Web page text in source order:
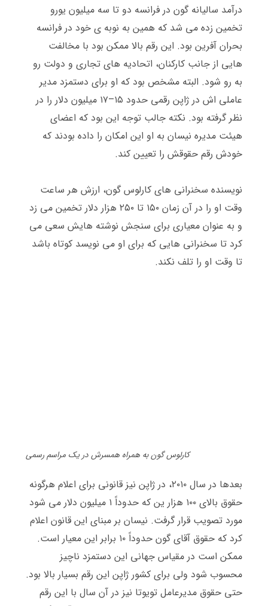
درآمد سالیانه گون در فرانسه دو تا سه میلیون یورو
تخمین زده می شد که همین به نوبه ی خود در فرانسه
بحران آفرین بود. این رقم بالا ممکن بود با مخالفت
هایی از جانب کارکنان، اتحادیه های تجاری و دولت رو
به رو شود. البته مشخص بود که او برای دستمزد مدیر
عاملی اش در ژاپن رقمی حدود ۱۵
–
۱۷ میلیون دلار را در
نظر گرفته بود. نکته جالب توجه این بود که اعضای
هیئت مدیره نیسان به او این امکان را داده بودند که
خودش رقم حقوقش را تعیین کند.
نویسنده سخنرانی های کارلوس گون، ارزش هر ساعت
وقت او را در آن زمان ۱۵۰ تا ۲۵۰ هزار دلار تخمین می زد
و به عنوان معیاری برای سنجش نوشته هایش سعی می
کرد تا سخنرانی هایی که برای او می نویسد کوتاه باشد
تا وقت او را تلف نکند.
کارلوس گون به همراه همسرش در یک مراسم رسمی
بعدها در سال ۲۰۱۰، در ژاپن نیز قانونی برای اعلام هرگونه
حقوق بالای ۱۰۰ هزار ین که حدوداً ۱ میلیون دلار می شود
مورد تصویب قرار گرفت. نیسان بر مبنای این قانون اعلام
کرد که حقوق آقای گون حدوداً ۱۰ برابر این معیار است
.
ممکن است در مقیاس جهانی این دستمزد ناچیز
محسوب شود ولی برای کشور ژاپن این رقم بسیار بالا بود.
حتی حقوق مدیرعامل تویوتا نیز در آن سال با این رقم